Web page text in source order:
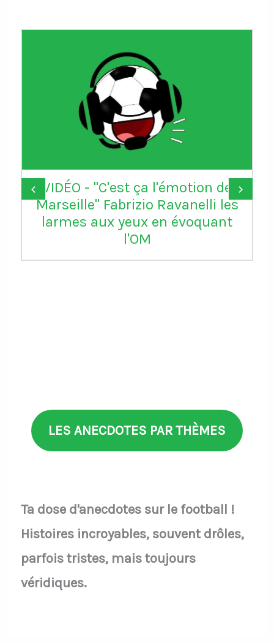
VIDÉO - "C'est ça l'émotion de
Marseille" Fabrizio Ravanelli les
larmes aux yeux en évoquant
l'OM
‹ ›
LES ANECDOTES PAR THÈMES
Ta dose d'anecdotes sur le football !
Histoires incroyables, souvent drôles,
parfois tristes, mais toujours
véridiques.